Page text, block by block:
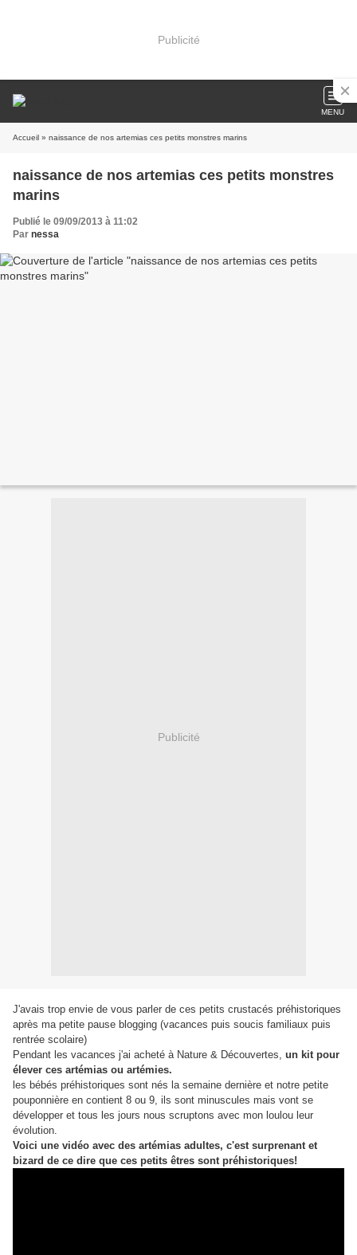
Publicité
MENU
Accueil » naissance de nos artemias ces petits monstres marins
naissance de nos artemias ces petits monstres
marins
Publié le 09/09/2013 à 11:02
Par nessa
Publicité
J'avais trop envie de vous parler de ces petits crustacés préhistoriques
après ma petite pause blogging (vacances puis soucis familiaux puis
rentrée scolaire)
Pendant les vacances j'ai acheté à Nature & Découvertes, un kit pour
élever ces artémias ou artémies.
les bébés préhistoriques sont nés la semaine dernière et notre petite
pouponnière en contient 8 ou 9, ils sont minuscules mais vont se
développer et tous les jours nous scruptons avec mon loulou leur
évolution.
Voici une vidéo avec des artémias adultes, c'est surprenant et
bizard de ce dire que ces petits êtres sont préhistoriques!